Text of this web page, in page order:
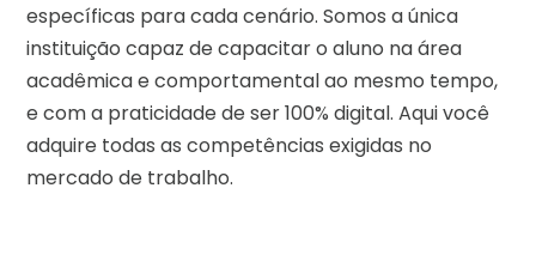
específicas para cada cenário. Somos a única
instituição capaz de capacitar o aluno na área
acadêmica e comportamental ao mesmo tempo,
e com a praticidade de ser 100% digital. Aqui você
adquire todas as competências exigidas no
mercado de trabalho.